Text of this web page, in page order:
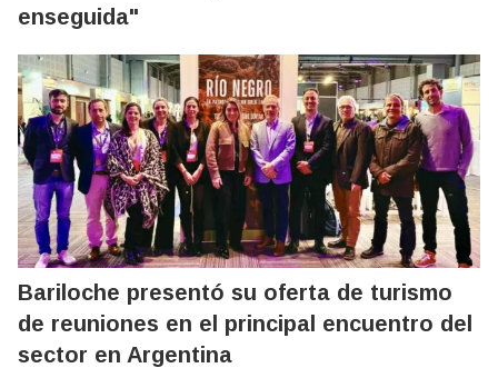
enseguida"
Bariloche presentó su oferta de turismo
de reuniones en el principal encuentro del
sector en Argentina